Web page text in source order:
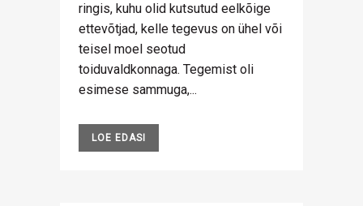
ringis, kuhu olid kutsutud eelkõige
ettevõtjad, kelle tegevus on ühel või
teisel moel seotud
toiduvaldkonnaga. Tegemist oli
esimese sammuga,...
LOE EDASI